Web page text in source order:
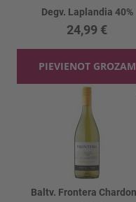
Degv. Laplandia 40%
24,99 €
PIEVIENOT GROZAM